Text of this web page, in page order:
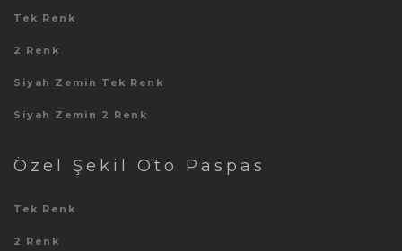
Tek Renk
2 Renk
Siyah Zemin Tek Renk
Siyah Zemin 2 Renk
Özel Şekil Oto Paspas
Tek Renk
2 Renk